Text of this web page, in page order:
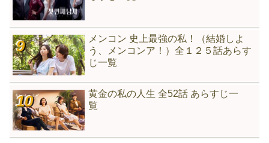
メンコン 史上最強の私！（結婚しよ
う、メンコンア！）全１２５話あらす
じ一覧
黄金の私の人生 全52話 あらすじ一
覧